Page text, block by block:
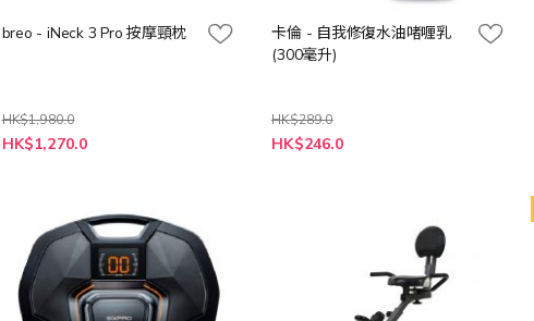
breo - iNeck 3 Pro 按摩頸枕
HK$1,980.0
特
殊
HK$1,270.0
卡倫 - 自我修復水油啫喱乳
(300毫升)
HK$289.0
特
殊
HK$246.0